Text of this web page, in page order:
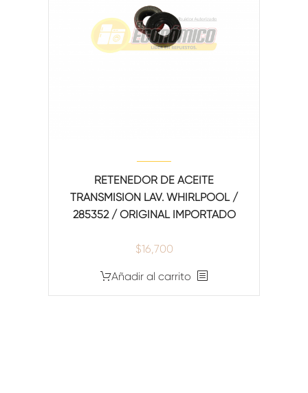
RETENEDOR DE ACEITE
TRANSMISION LAV. WHIRLPOOL /
285352 / ORIGINAL IMPORTADO
$16,700
Añadir al carrito